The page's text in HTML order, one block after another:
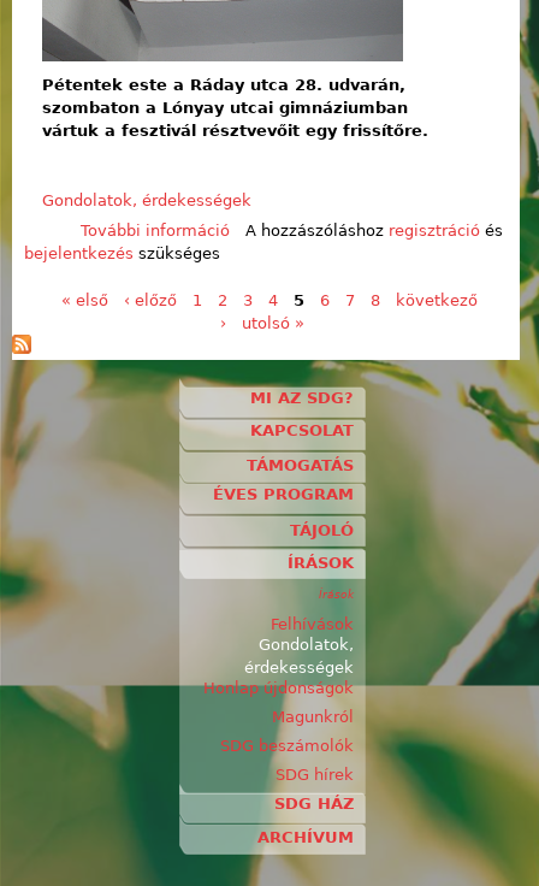
Pétentek este a Ráday utca 28. udvarán,
szombaton a Lónyay utcai gimnáziumban
vártuk a fesztivál résztvevőit egy frissítőre.
Gondolatok, érdekességek
További információBeFogadó a Zenei Fesztiválon
A hozzászóláshoz regisztrációés
bejelentkezés szükséges
Oldalak
« első ‹ előző 1 2 3 4 5 6 7 8
következő
›
utolsó »
MI AZ SDG?
KAPCSOLAT
TÁMOGATÁS
ÉVES PROGRAM
TÁJOLÓ
ÍRÁSOK
Írások
Felhívások
Gondolatok,
érdekességek
Honlap újdonságok
Magunkról
SDG beszámolók
SDG hírek
SDG HÁZ
ARCHÍVUM